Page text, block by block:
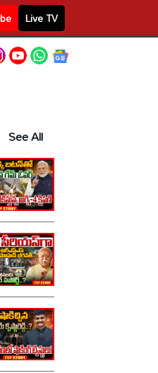
Live TV
See All